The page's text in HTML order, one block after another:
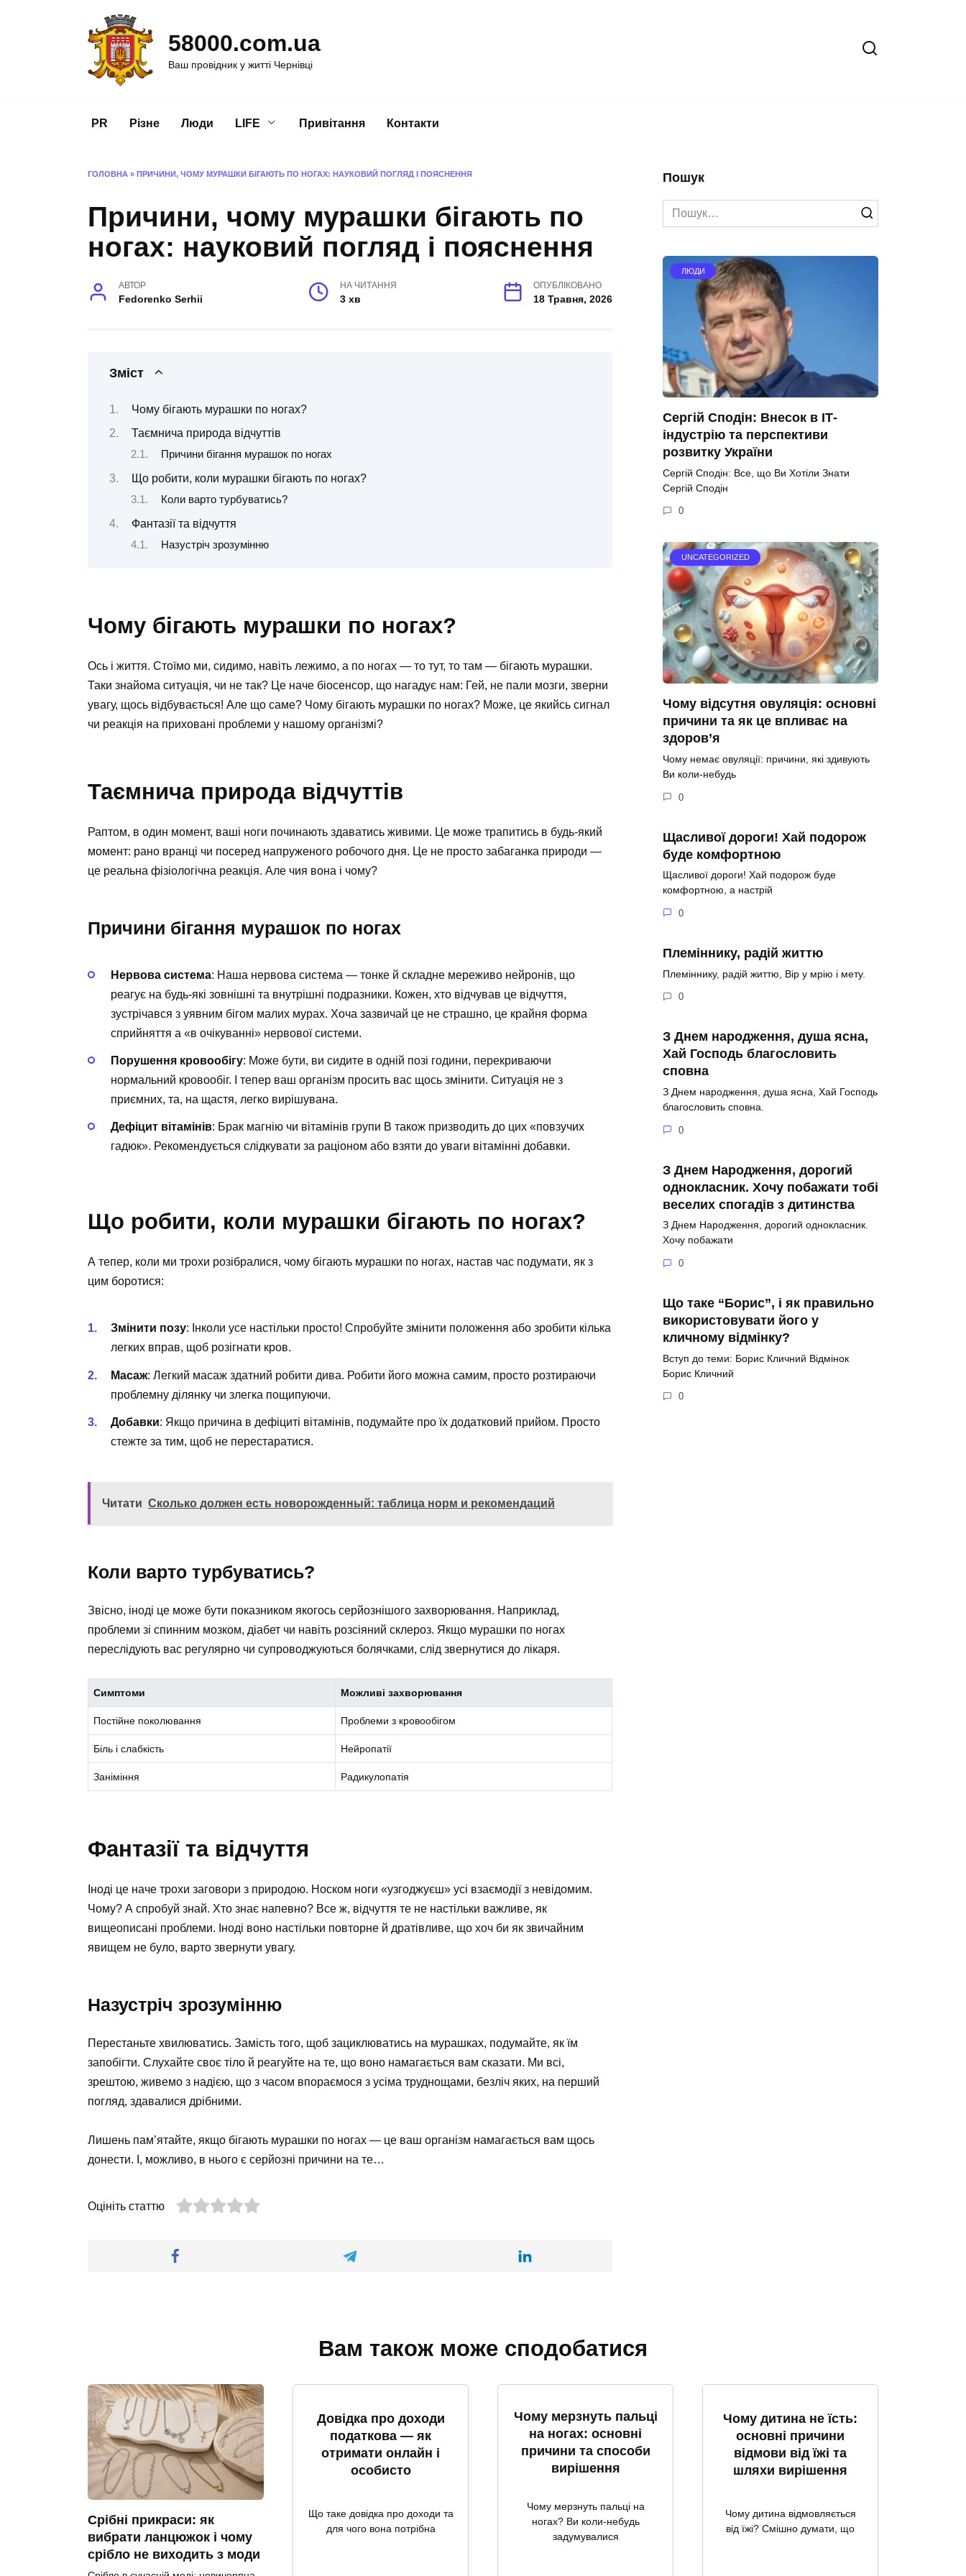
58000.com.ua
Ваш провідник у житті Чернівці
PR Різне Люди LIFE Привітання Контакти
ГОЛОВНА » ПРИЧИНИ, ЧОМУ МУРАШКИ БІГАЮТЬ ПО НОГАХ: НАУКОВИЙ ПОГЛЯД І ПОЯСНЕННЯ
Причини, чому мурашки бігають по
ногах: науковий погляд і пояснення
АВТОР
Fedorenko Serhii
НА ЧИТАННЯ
3 хв
ОПУБЛІКОВАНО
18 Травня, 2026
Зміст
Чому бігають мурашки по ногах?
Таємнича природа відчуттів
Причини бігання мурашок по ногах
Що робити, коли мурашки бігають по ногах?
Коли варто турбуватись?
Фантазії та відчуття
Назустріч зрозумінню
Чому бігають мурашки по ногах?
Ось і життя. Стоїмо ми, сидимо, навіть лежимо, а по ногах — то тут, то там — бігають мурашки.
Таки знайома ситуація, чи не так? Це наче біосенсор, що нагадує нам: Гей, не пали мозги, зверни
увагу, щось відбувається! Але що саме? Чому бігають мурашки по ногах? Може, це якийсь сигнал
чи реакція на приховані проблеми у нашому організмі?
Таємнича природа відчуттів
Раптом, в один момент, ваші ноги починають здаватись живими. Це може трапитись в будь-який
момент: рано вранці чи посеред напруженого робочого дня. Це не просто забаганка природи —
це реальна фізіологічна реакція. Але чия вона і чому?
Причини бігання мурашок по ногах
Нервова система: Наша нервова система — тонке й складне мереживо нейронів, що
реагує на будь-які зовнішні та внутрішні подразники. Кожен, хто відчував це відчуття,
зустрічався з уявним бігом малих мурах. Хоча зазвичай це не страшно, це крайня форма
сприйняття а «в очікуванні» нервової системи.
Порушення кровообігу: Може бути, ви сидите в одній позі години, перекриваючи
нормальний кровообіг. І тепер ваш організм просить вас щось змінити. Ситуація не з
приємних, та, на щастя, легко вирішувана.
Дефіцит вітамінів: Брак магнію чи вітамінів групи B також призводить до цих «повзучих
гадюк». Рекомендується слідкувати за раціоном або взяти до уваги вітамінні добавки.
Що робити, коли мурашки бігають по ногах?
А тепер, коли ми трохи розібралися, чому бігають мурашки по ногах, настав час подумати, як з
цим боротися:
Змінити позу: Інколи усе настільки просто! Спробуйте змінити положення або зробити кілька
легких вправ, щоб розігнати кров.
Масаж: Легкий масаж здатний робити дива. Робити його можна самим, просто розтираючи
проблемну ділянку чи злегка пощипуючи.
Добавки: Якщо причина в дефіциті вітамінів, подумайте про їх додатковий прийом. Просто
стежте за тим, щоб не перестаратися.
Читати Сколько должен есть новорожденный: таблица норм и рекомендаций
Коли варто турбуватись?
Звісно, іноді це може бути показником якогось серйознішого захворювання. Наприклад,
проблеми зі спинним мозком, діабет чи навіть розсіяний склероз. Якщо мурашки по ногах
переслідують вас регулярно чи супроводжуються болячками, слід звернутися до лікаря.
Симптоми Можливі захворювання
Постійне поколювання Проблеми з кровообігом
Біль і слабкість Нейропатії
Заніміння Радикулопатія
Фантазії та відчуття
Іноді це наче трохи заговори з природою. Носком ноги «узгоджуєш» усі взаємодії з невідомим.
Чому? А спробуй знай. Хто знає напевно? Все ж, відчуття те не настільки важливе, як
вищеописані проблеми. Іноді воно настільки повторне й дратівливе, що хоч би як звичайним
явищем не було, варто звернути увагу.
Назустріч зрозумінню
Перестаньте хвилюватись. Замість того, щоб зациклюватись на мурашках, подумайте, як їм
запобігти. Слухайте своє тіло й реагуйте на те, що воно намагається вам сказати. Ми всі,
зрештою, живемо з надією, що з часом впораємося з усіма труднощами, безліч яких, на перший
погляд, здавалися дрібними.
Лишень пам’ятайте, якщо бігають мурашки по ногах — це ваш організм намагається вам щось
донести. І, можливо, в нього є серйозні причини на те…
Оцініть статтю
Пошук
Search
for:
ЛЮДИ
Сергій Сподін: Внесок в ІТ-
індустрію та перспективи
розвитку України
Сергій Сподін: Все, що Ви Хотіли Знати
Сергій Сподін
0
UNCATEGORIZED
Чому відсутня овуляція: основні
причини та як це впливає на
здоров’я
Чому немає овуляції: причини, які здивують
Ви коли-небудь
0
Щасливої дороги! Хай подорож
буде комфортною
Щасливої дороги! Хай подорож буде
комфортною, а настрій
0
Племіннику, радій життю
Племіннику, радій життю, Вір у мрію і мету.
0
З Днем народження, душа ясна,
Хай Господь благословить
сповна
З Днем народження, душа ясна, Хай Господь
благословить сповна.
0
З Днем Народження, дорогий
однокласник. Хочу побажати тобі
веселих спогадів з дитинства
З Днем Народження, дорогий однокласник.
Хочу побажати
0
Що таке “Борис”, і як правильно
використовувати його у
кличному відмінку?
Вступ до теми: Борис Кличний Відмінок
Борис Кличний
0
Вам також може сподобатися
Срібні прикраси: як
вибрати ланцюжок і чому
срібло не виходить з моди
Довідка про доходи
податкова — як
отримати онлайн і
особисто
Що таке довідка про доходи та
для чого вона потрібна
Чому мерзнуть пальці
на ногах: основні
причини та способи
вирішення
Чому мерзнуть пальці на
ногах? Ви коли-небудь
задумувалися
Чому дитина не їсть:
основні причини
відмови від їжі та
шляхи вирішення
Чому дитина відмовляється
від їжі? Смішно думати, що